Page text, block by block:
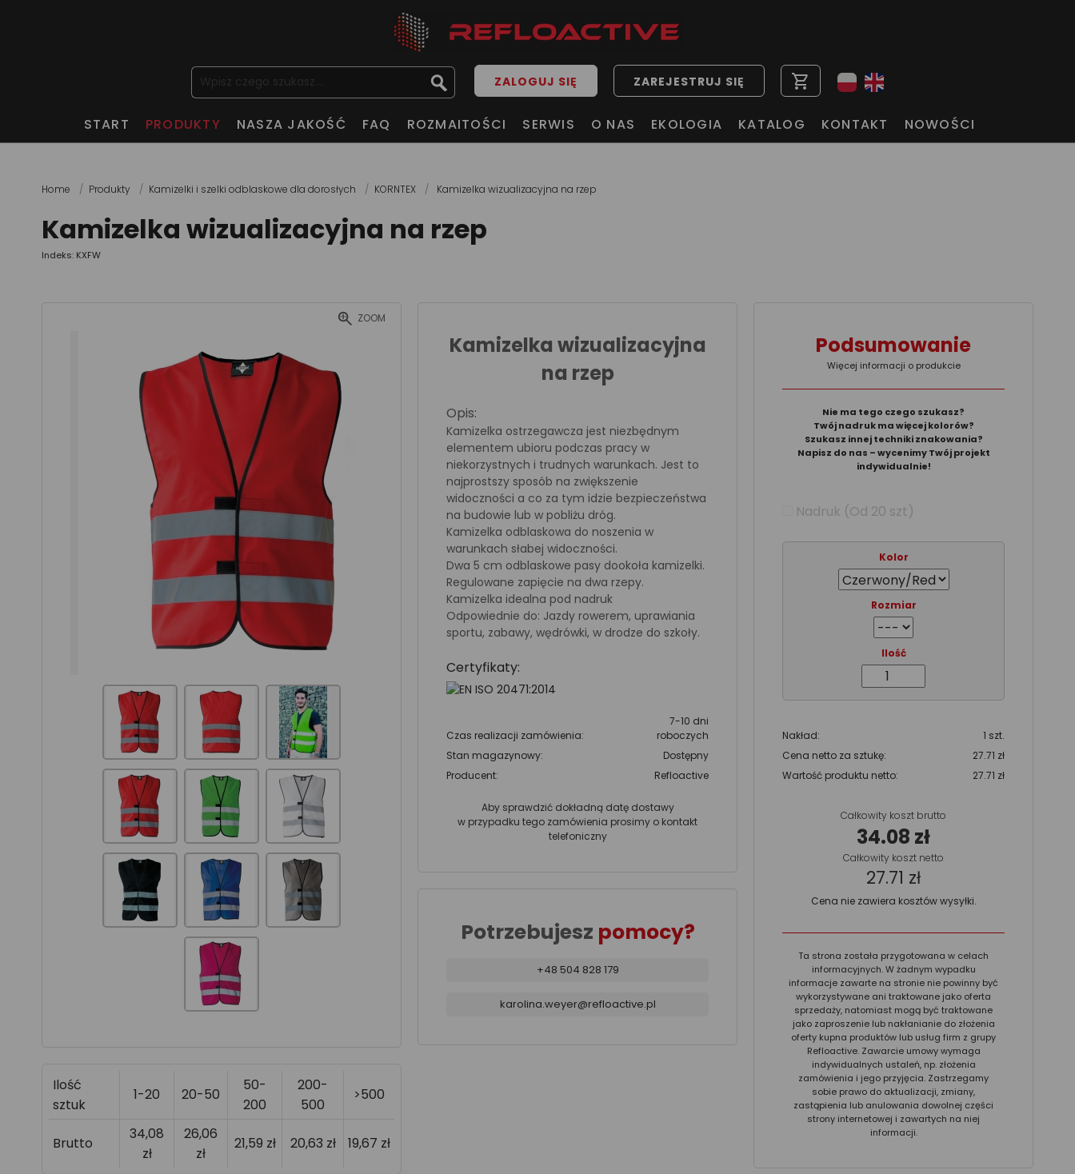
ZALOGUJ SIĘ ZAREJESTRUJ SIĘ shopping_cart
START PRODUKTY NASZA JAKOŚĆ FAQ ROZMAITOŚCI SERWIS O NAS EKOLOGIA KATALOG KONTAKT NOWOŚCI
Home Produkty Kamizelki i szelki odblaskowe dla dorosłych KORNTEX Kamizelka wizualizacyjna na rzep
Kamizelka wizualizacyjna na rzep
Indeks: KXFW
ZOOM
Ilość
sztuk
1-20 20-50
50-
200
200-
500
>500
Brutto
34,08
zł
26,06
zł
21,59 zł 20,63 zł 19,67 zł
Kamizelka wizualizacyjna
na rzep
Opis:
Kamizelka ostrzegawcza jest niezbędnym
elementem ubioru podczas pracy w
niekorzystnych i trudnych warunkach. Jest to
najprostszy sposób na zwiększenie
widoczności a co za tym idzie bezpieczeństwa
na budowie lub w pobliżu dróg.
Kamizelka odblaskowa do noszenia w
warunkach słabej widoczności.
Dwa 5 cm odblaskowe pasy dookoła kamizelki.
Regulowane zapięcie na dwa rzepy.
Kamizelka idealna pod nadruk
Odpowiednie do: Jazdy rowerem, uprawiania
sportu, zabawy, wędrówki, w drodze do szkoły.
Certyfikaty:
Czas realizacji zamówienia:
7-10 dni
roboczych
Stan magazynowy:
Dostępny
Producent:
Refloactive
Aby sprawdzić dokładną datę dostawy
w przypadku tego zamówienia prosimy o kontakt
telefoniczny
Potrzebujesz pomocy?
+48 504 828 179
karolina.weyer@refloactive.pl
Podsumowanie
Więcej informacji o produkcie
Nie ma tego czego szukasz?
Twój nadruk ma więcej kolorów?
Szukasz innej techniki znakowania?
Napisz do nas – wycenimy Twój projekt
indywidualnie!
Nadruk (Od 20 szt)
Kolor
Rozmiar
Ilość
Nakład:
1 szt.
Cena netto za sztukę:
27.71 zł
Wartość produktu netto:
27.71 zł
Całkowity koszt brutto
34.08 zł
Całkowity koszt netto
27.71 zł
Cena nie zawiera kosztów wysyłki.
Ta strona została przygotowana w celach
informacyjnych. W żadnym wypadku
informacje zawarte na stronie nie powinny być
wykorzystywane ani traktowane jako oferta
sprzedaży, natomiast mogą być traktowane
jako zaproszenie lub nakłanianie do złożenia
oferty kupna produktów lub usług firm z grupy
Refloactive. Zawarcie umowy wymaga
indywidualnych ustaleń, np. złożenia
zamówienia i jego przyjęcia. Zastrzegamy
sobie prawo do aktualizacji, zmiany,
zastąpienia lub anulowania dowolnej części
strony internetowej i zawartych na niej
informacji.